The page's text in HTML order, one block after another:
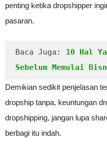
penting ketika dropshipper
pasaran.
Baca Juga: 10 Hal
Sebelum Memulai
Demikian sedikit penjelasan
dropship tanpa, keuntungan
dropshipping, jangan lupa
berbagi itu indah.